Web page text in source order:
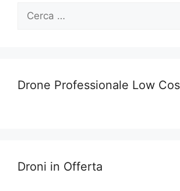
Ricerca
Drone Professionale Low
Droni in Offerta